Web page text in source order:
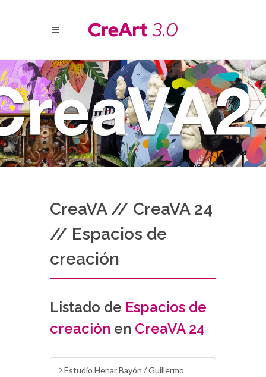
CreaVA // CreaVA 24
// Espacios de
creación
Listado de Espacios de
creación en CreaVA 24
Estudio Henar Bayón / Guillermo